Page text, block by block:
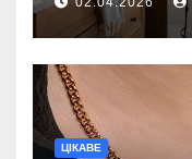
ритуал
ЦІКАВЕ